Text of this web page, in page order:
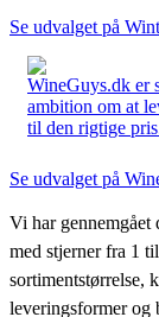
Se udvalget på
WineGuys.dk er
ambition om at
til den rigtige
Se udvalget på
Vi har gennemgået
med stjerner fra 1
sortimentstørrelse,
leveringsformer og